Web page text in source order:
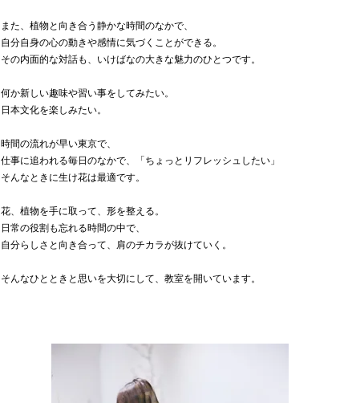
また、植物と向き合う静かな時間のなかで、
自分自身の心の動きや感情に気づくことができる。
その内面的な対話も、いけばなの大きな魅力のひとつです。
何か新しい趣味や習い事をしてみたい。
日本文化を楽しみたい。
時間の流れが早い東京で、
仕事に追われる毎日のなかで、「ちょっとリフレッシュしたい」
そんなときに生け花は最適です。
花、植物を手に取って、形を整える。
日常の役割も忘れる時間の中で、
自分らしさと向き合って、肩のチカラが抜けていく。
そんなひとときと思いを大切にして、教室を開いています。